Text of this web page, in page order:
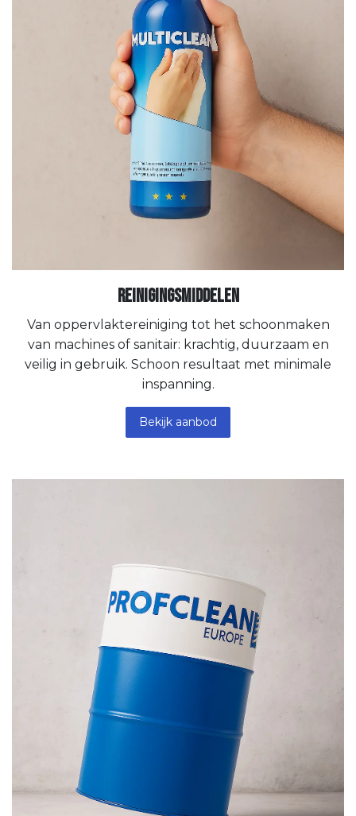
Reinigingsmiddelen
Van oppervlaktereiniging tot het schoonmaken
van machines of sanitair: krachtig, duurzaam en
veilig in gebruik. Schoon resultaat met minimale
inspanning.
Bekijk aanbod